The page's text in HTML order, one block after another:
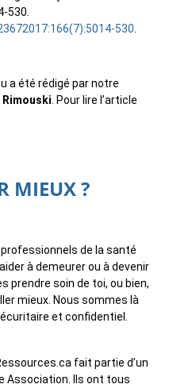
530.
530.
a été rédigé par notre
Rimouski. Pour lire l’article
MIEUX ?
de la santé
à demeurer ou à devenir
prendre soin de toi, ou bien,
mieux. Nous sommes là
et confidentiel.
fait partie d’un
Association. Ils ont tous